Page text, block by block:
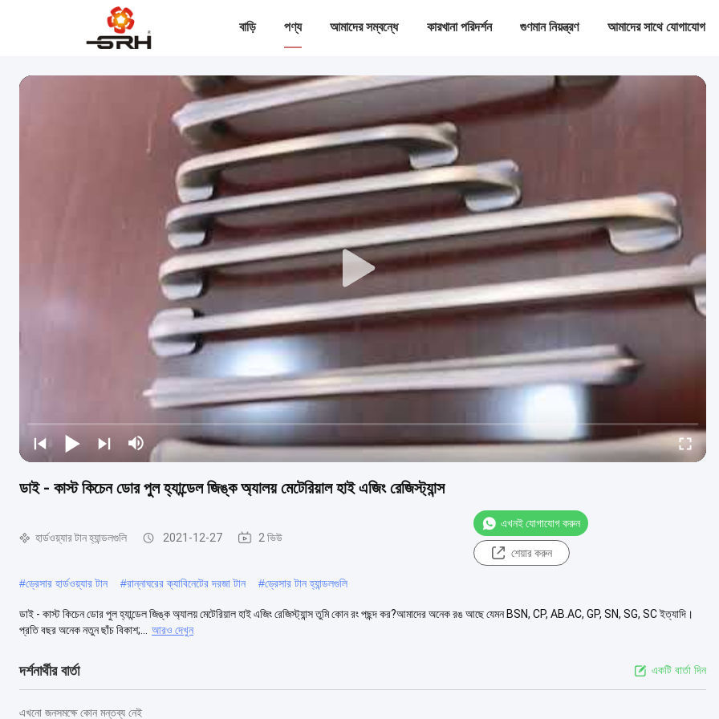
বাড়ি পণ্য আমাদের সম্বন্ধে কারখানা পরিদর্শন গুণমান নিয়ন্ত্রণ আমাদের সাথে যোগাযোগ
ডাই - কাস্ট কিচেন ডোর পুল হ্যান্ডেল জিঙ্ক অ্যালয় মেটেরিয়াল হাই এজিং রেজিস্ট্যান্স
হার্ডওয়্যার টান হ্যান্ডলগুলি 2021-12-27 2 ভিউ
এখনই যোগাযোগ করুন
শেয়ার করুন
#ড্রেসার হার্ডওয়্যার টান #রান্নাঘরের ক্যাবিনেটের দরজা টান #ড্রেসার টান হ্যান্ডলগুলি
ডাই - কাস্ট কিচেন ডোর পুল হ্যান্ডেল জিঙ্ক অ্যালয় মেটেরিয়াল হাই এজিং রেজিস্ট্যান্স তুমি কোন রং পছন্দ কর?আমাদের অনেক রঙ আছে যেমন BSN, CP, AB.AC, GP, SN, SG, SC ইত্যাদি।
প্রতি বছর অনেক নতুন ছাঁচ বিকাশ;...
আরও দেখুন
দর্শনার্থীর বার্তা একটি বার্তা দিন
এখনো জনসমক্ষে কোন মন্তব্য নেই